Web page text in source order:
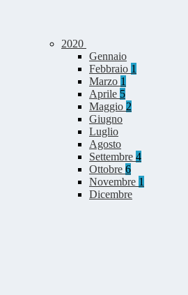
2020
Gennaio
Febbraio 1
Marzo 1
Aprile 5
Maggio 2
Giugno
Luglio
Agosto
Settembre 4
Ottobre 6
Novembre 1
Dicembre